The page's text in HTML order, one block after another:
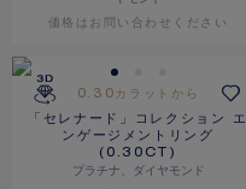
価格は​お問い合わせください
0.30カラットから
「セレナード」コレクション エ
ンゲージメントリング
(0.30CT)
プラチナ、ダイヤモンド